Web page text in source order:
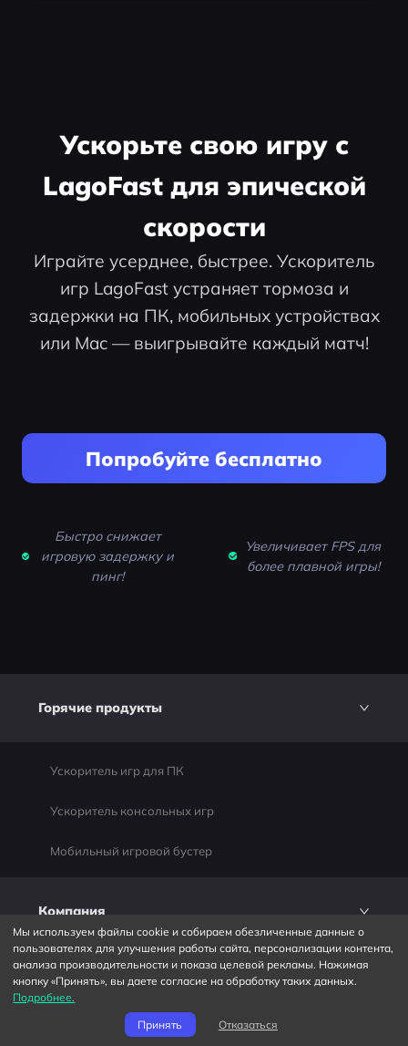
Ускорьте свою игру с
LagoFast для эпической
скорости
Играйте усерднее, быстрее. Ускоритель
игр LagoFast устраняет тормоза и
задержки на ПК, мобильных устройствах
или Mac — выигрывайте каждый матч!
Попробуйте бесплатно
Быстро снижает
игровую задержку и
пинг!
Увеличивает FPS для
более плавной игры!
Горячие продукты
Ускоритель игр для ПК
Ускоритель консольных игр
Мобильный игровой бустер
Компания
Партнеры
Конфиденциальность
Мы используем файлы cookie и собираем обезличенные данные о
пользователях для улучшения работы сайта, персонализации контента,
анализа производительности и показа целевой рекламы. Нажимая
кнопку «Принять», вы даете согласие на обработку таких данных.
Подробнее.
Принять
Отказаться